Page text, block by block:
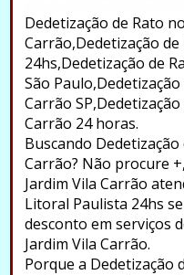
Dedetização de Rato
Carrão,Dedetização
24hs,Dedetização de
São
Carrão
Carrão 24 horas.
Buscando
Carrão? Não procure
Jardim Vila Carrão
Litoral Paulista 24hs
desconto em serviços
Jardim Vila Carrão.
Porque a Dedetização